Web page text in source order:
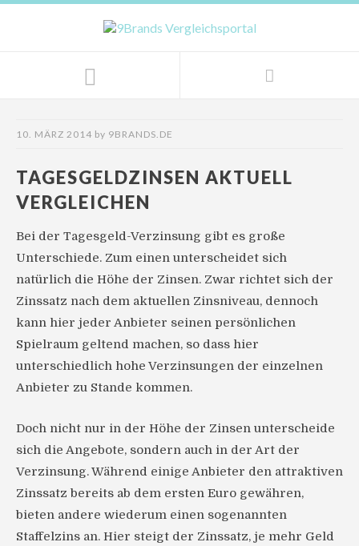
10. MÄRZ 2014 by 9BRANDS.DE
TAGESGELDZINSEN AKTUELL
VERGLEICHEN
Bei der Tagesgeld-Verzinsung gibt es große
Unterschiede. Zum einen unterscheidet sich
natürlich die Höhe der Zinsen. Zwar richtet sich der
Zinssatz nach dem aktuellen Zinsniveau, dennoch
kann hier jeder Anbieter seinen persönlichen
Spielraum geltend machen, so dass hier
unterschiedlich hohe Verzinsungen der einzelnen
Anbieter zu Stande kommen.
Doch nicht nur in der Höhe der Zinsen unterscheide
sich die Angebote, sondern auch in der Art der
Verzinsung. Während einige Anbieter den attraktiven
Zinssatz bereits ab dem ersten Euro gewähren,
bieten andere wiederum einen sogenannten
Staffelzins an. Hier steigt der Zinssatz, je mehr Geld